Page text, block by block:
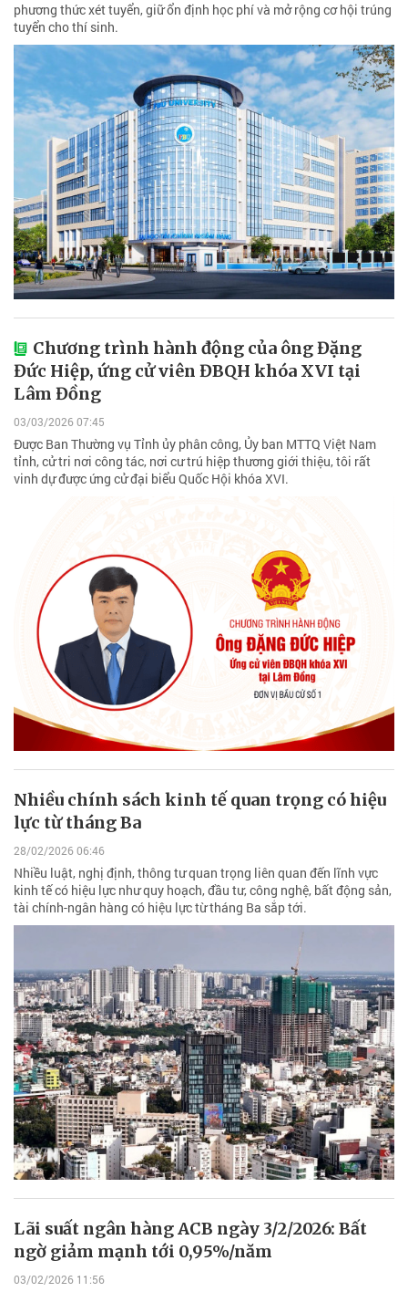
phương thức xét tuyển, giữ ổn định học phí và mở rộng cơ hội trúng
tuyển cho thí sinh.
Chương trình hành động của ông Đặng
Đức Hiệp, ứng cử viên ĐBQH khóa XVI tại
Lâm Đồng
03/03/2026 07:45
Được Ban Thường vụ Tỉnh ủy phân công, Ủy ban MTTQ Việt Nam
tỉnh, cử tri nơi công tác, nơi cư trú hiệp thương giới thiệu, tôi rất
vinh dự được ứng cử đại biểu Quốc Hội khóa XVI.
Nhiều chính sách kinh tế quan trọng có hiệu
lực từ tháng Ba
28/02/2026 06:46
Nhiều luật, nghị định, thông tư quan trọng liên quan đến lĩnh vực
kinh tế có hiệu lực như quy hoạch, đầu tư, công nghệ, bất động sản,
tài chính-ngân hàng có hiệu lực từ tháng Ba sắp tới.
Lãi suất ngân hàng ACB ngày 3/2/2026: Bất
ngờ giảm mạnh tới 0,95%/năm
03/02/2026 11:56